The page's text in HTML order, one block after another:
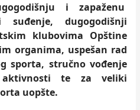
i zapaženu
dugogodišnji
klubovima Opštine
organima, uspešan rad
sporta, stručno vođenje
aktivnosti te za veliki
uopšte.